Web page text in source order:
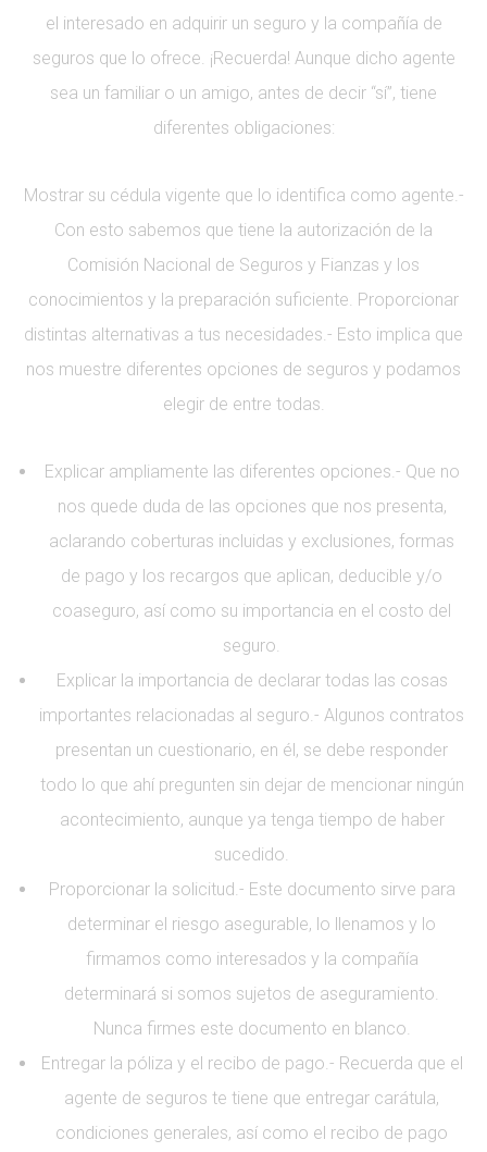
el interesado en adquirir un seguro y la compañía de
seguros que lo ofrece. ¡Recuerda! Aunque dicho agente
sea un familiar o un amigo, antes de decir “sí”, tiene
diferentes obligaciones:
Mostrar su cédula vigente que lo identifica como agente.-
Con esto sabemos que tiene la autorización de la
Comisión Nacional de Seguros y Fianzas y los
conocimientos y la preparación suficiente. Proporcionar
distintas alternativas a tus necesidades.- Esto implica que
nos muestre diferentes opciones de seguros y podamos
elegir de entre todas.
Explicar ampliamente las diferentes opciones.- Que no
nos quede duda de las opciones que nos presenta,
aclarando coberturas incluidas y exclusiones, formas
de pago y los recargos que aplican, deducible y/o
coaseguro, así como su importancia en el costo del
seguro.
Explicar la importancia de declarar todas las cosas
importantes relacionadas al seguro.- Algunos contratos
presentan un cuestionario, en él, se debe responder
todo lo que ahí pregunten sin dejar de mencionar ningún
acontecimiento, aunque ya tenga tiempo de haber
sucedido.
Proporcionar la solicitud.- Este documento sirve para
determinar el riesgo asegurable, lo llenamos y lo
firmamos como interesados y la compañía
determinará si somos sujetos de aseguramiento.
Nunca firmes este documento en blanco.
Entregar la póliza y el recibo de pago.- Recuerda que el
agente de seguros te tiene que entregar carátula,
condiciones generales, así como el recibo de pago